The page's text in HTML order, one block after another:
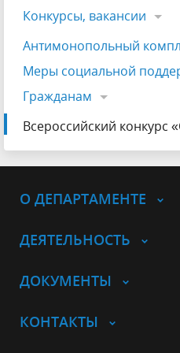
Конкурсы, вакансии
Антимонопольный
Меры социальной
Гражданам
Всероссийский конкурс
О ДЕПАРТАМЕНТЕ
ДЕЯТЕЛЬНОСТЬ
ДОКУМЕНТЫ
КОНТАКТЫ